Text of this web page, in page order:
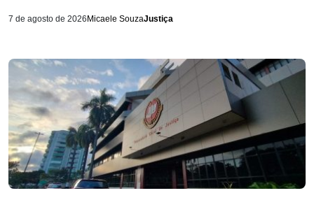
7 de agosto de 2026 Micaele SouzaJustiça